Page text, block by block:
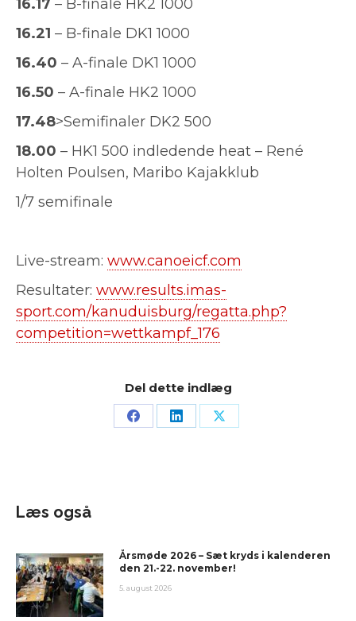
16.17 – B-finale HK2 1000
16.21 – B-finale DK1 1000
16.40 – A-finale DK1 1000
16.50 – A-finale HK2 1000
17.48>Semifinaler DK2 500
18.00 – HK1 500 indledende heat – René
Holten Poulsen, Maribo Kajakklub
1/7 semifinale
Live-stream: www.canoeicf.com
Resultater: www.results.imas-
sport.com/kanuduisburg/regatta.php?
competition=wettkampf_176
Del dette indlæg
Læs også
Årsmøde 2026 – Sæt kryds i kalenderen
den 21.-22. november!
5. august 2026